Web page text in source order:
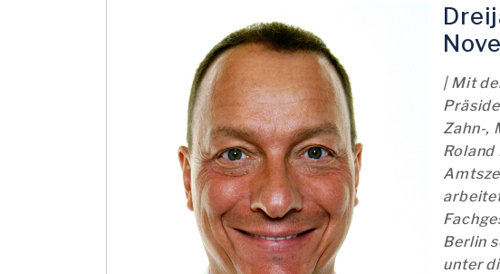
| Mit
Zahn-,
Roland
Berlin
unter